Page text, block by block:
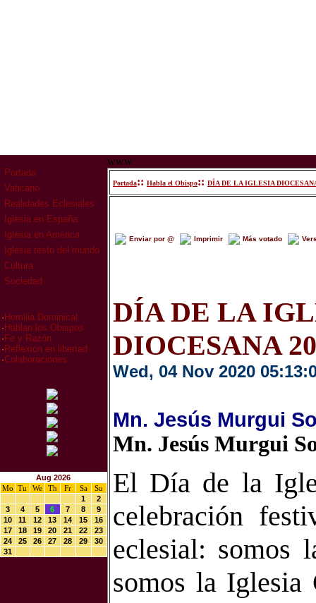
Portada
Vaticano
Realidades Eclesiales
Iglesia en España
Iglesia en América
Iglesia resto del mundo
Cultura
Sociedad
· Homilia Dominical
· Hablan los Obispos
· Fe y Razón
· Reflexion en libertad
·Colaboraciones
Aug 2026
Mo
Tu We Th Fr Sa
Su
1
2
3
4 5 6 7 8
9
10
11 12 13 14 15
16
17
18 19 20 21 22
23
24
25 26 27 28 29
30
31
www
Portada:: Habla el Obispo:: DÍA DE LA IGLESIA
Enviar por @ Imprimir Más votado
DÍA DE LA
DIOCESANA
Wed, 04 Nov 2020
Mn. Jesús Murgui
Mn. Jesús Murgui
El Día de la
celebración
eclesial: somos
somos la Iglesia